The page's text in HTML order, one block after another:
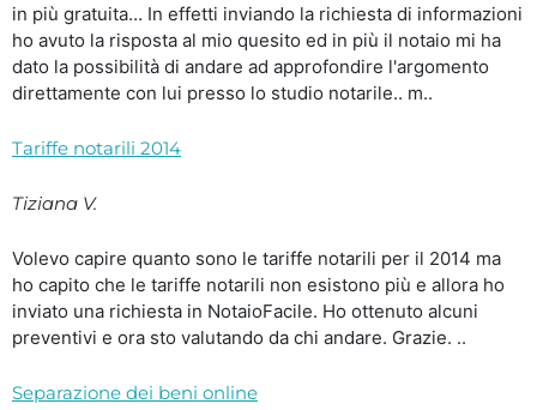
in più gratuita… In effetti inviando la richiesta di informazioni
ho avuto la risposta al mio quesito ed in più il notaio mi ha
dato la possibilità di andare ad approfondire l'argomento
direttamente con lui presso lo studio notarile.. m..
Tariffe notarili 2014
Tiziana V.
Volevo capire quanto sono le tariffe notarili per il 2014 ma
ho capito che le tariffe notarili non esistono più e allora ho
inviato una richiesta in NotaioFacile. Ho ottenuto alcuni
preventivi e ora sto valutando da chi andare. Grazie. ..
Separazione dei beni online